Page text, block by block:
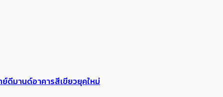
ย์ดีมานด์อาคารสีเขียวยุคใหม่